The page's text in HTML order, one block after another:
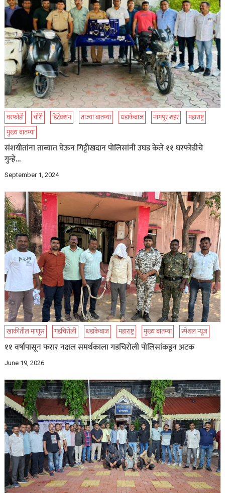
घरफोडी चोरी डिटेक्शन ताज्या बातम्या धडाकेबाज नागपूर शहर
महाराष्ट्र
मुख्य बातम्या
संशयीतांना ताब्यात घेऊन गिट्टीखदान पोलिसांनी उघड केले ११ घरफोडीचे
गुन्हे…
September 1, 2024
खाकीतील माणूस गडचिरोली धडाकेबाज महाराष्ट्र मुख्य बातम्या स्पेशल न्यूज
११ वर्षांपासून फरार नक्षल समर्थकाला गडचिरोली पोलिसांकडून अटक
June 19, 2026